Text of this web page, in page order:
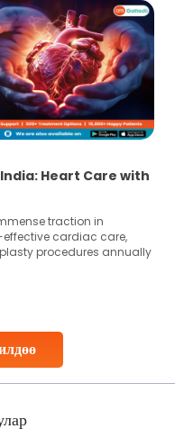
Heart Care with
traction in
cardiac care,
procedures annually
like angioplasty and